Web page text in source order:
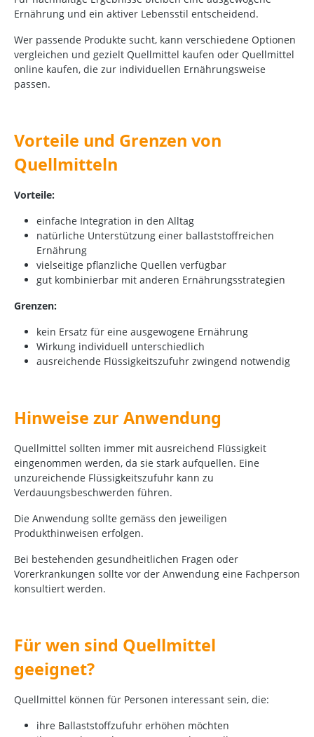
Ernährung und ein aktiver Lebensstil entscheidend.
Wer passende Produkte sucht, kann verschiedene Optionen
vergleichen und gezielt Quellmittel kaufen oder Quellmittel
online kaufen, die zur individuellen Ernährungsweise
passen.
Vorteile und Grenzen von
Quellmitteln
Vorteile:
einfache Integration in den Alltag
natürliche Unterstützung einer ballaststoffreichen
Ernährung
vielseitige pflanzliche Quellen verfügbar
gut kombinierbar mit anderen Ernährungsstrategien
Grenzen:
kein Ersatz für eine ausgewogene Ernährung
Wirkung individuell unterschiedlich
ausreichende Flüssigkeitszufuhr zwingend notwendig
Hinweise zur Anwendung
Quellmittel sollten immer mit ausreichend Flüssigkeit
eingenommen werden, da sie stark aufquellen. Eine
unzureichende Flüssigkeitszufuhr kann zu
Verdauungsbeschwerden führen.
Die Anwendung sollte gemäss den jeweiligen
Produkthinweisen erfolgen.
Bei bestehenden gesundheitlichen Fragen oder
Vorerkrankungen sollte vor der Anwendung eine Fachperson
konsultiert werden.
Für wen sind Quellmittel
geeignet?
Quellmittel können für Personen interessant sein, die:
ihre Ballaststoffzufuhr erhöhen möchten